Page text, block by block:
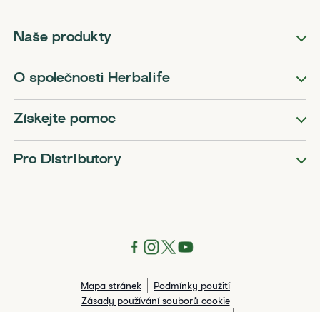
Naše produkty
O společnosti Herbalife
Získejte pomoc
Pro Distributory
Mapa stránek
Podmínky použití
Zásady používání souborů cookie